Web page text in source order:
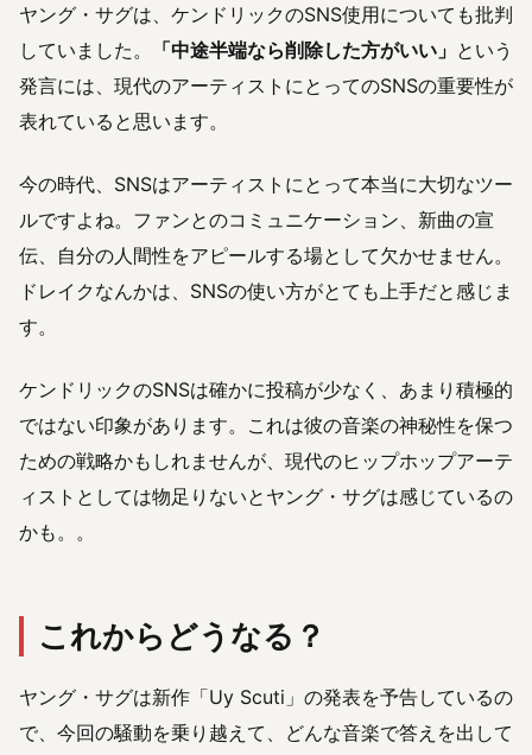
ヤング・サグは、ケンドリックのSNS使用についても批判
していました。
「中途半端なら削除した方がいい」 という
発言には、現代のアーティストにとってのSNSの重要性が
表れていると思います。
今の時代、SNSはアーティストにとって本当に大切なツー
ルですよね。ファンとのコミュニケーション、新曲の宣
伝、自分の人間性をアピールする場として欠かせません。
ドレイクなんかは、SNSの使い方がとても上手だと感じま
す。
ケンドリックのSNSは確かに投稿が少なく、あまり積極的
ではない印象があります。これは彼の音楽の神秘性を保つ
ための戦略かもしれませんが、現代のヒップホップアーテ
ィストとしては物足りないとヤング・サグは感じているの
かも。。
これからどうなる？
ヤング・サグは新作「Uy Scuti」の発表を予告しているの
で、今回の騒動を乗り越えて、どんな音楽で答えを出して